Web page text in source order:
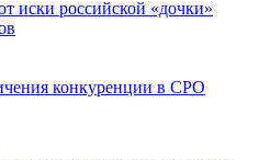
иски российской «дочки»
конкуренции в СРО